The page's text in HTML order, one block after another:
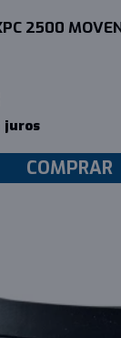
2500
juros
COMPRAR